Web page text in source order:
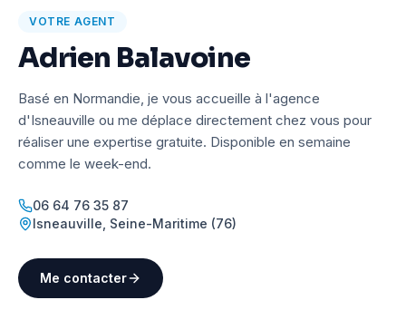
VOTRE AGENT
Adrien Balavoine
Basé en Normandie, je vous accueille à l'agence
d'Isneauville ou me déplace directement chez vous pour
réaliser une expertise gratuite. Disponible en semaine
comme le week-end.
06 64 76 35 87
Isneauville Seine-Maritime (76)
Me contacter